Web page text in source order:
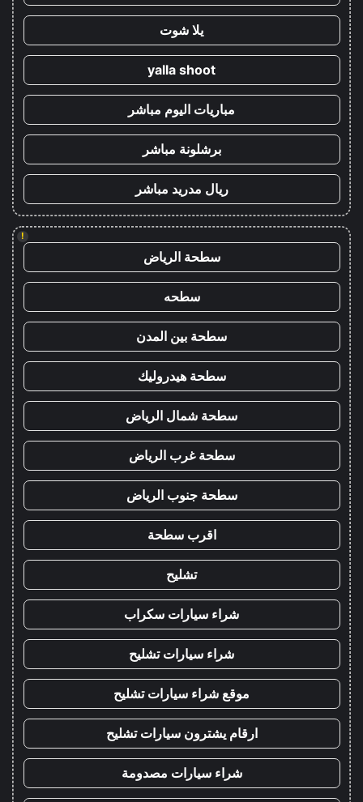
يلا شوت
yalla shoot
مباريات اليوم مباشر
برشلونة مباشر
ريال مدريد مباشر
!
سطحة الرياض
سطحه
سطحة بين المدن
سطحة هيدروليك
سطحة شمال الرياض
سطحة غرب الرياض
سطحة جنوب الرياض
اقرب سطحة
تشليح
شراء سيارات سكراب
شراء سيارات تشليح
موقع شراء سيارات تشليح
ارقام يشترون سيارات تشليح
شراء سيارات مصدومة